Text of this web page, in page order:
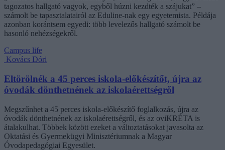
tagozatos hallgató vagyok, egyből húzni kezdték a szájukat” –
számolt be tapasztalatairól az Eduline-nak egy egyetemista. Példája
azonban korántsem egyedi: több levelezős hallgató számolt be
hasonló nehézségekről.
Campus life
Kovács Dóri
Eltörölnék a 45 perces iskola-előkészítőt, újra az
óvodák dönthetnének az iskolaérettségről
Megszűnhet a 45 perces iskola-előkészítő foglalkozás, újra az
óvodák dönthetnének az iskolaérettségről, és az oviKRÉTA is
átalakulhat. Többek között ezeket a változtatásokat javasolta az
Oktatási és Gyermekügyi Minisztériumnak a Magyar
Óvodapedagógiai Egyesület.